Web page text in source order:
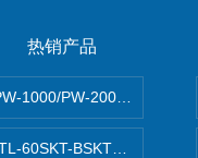
热销产品
1000/PW-
60SKT-BSKTC张力控制器